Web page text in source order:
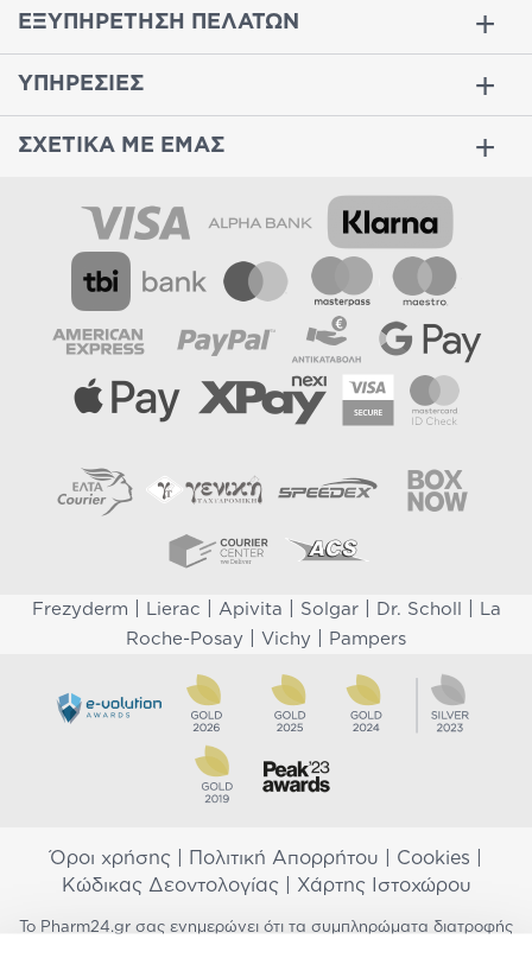
ΕΞΥΠΗΡΕΤΗΣΗ ΠΕΛΑΤΩΝ
ΥΠΗΡΕΣΙΕΣ
ΣΧΕΤΙΚΑ ΜΕ ΕΜΑΣ
Frezyderm Lierac Apivita Solgar| Dr. Scholl
La
Roche-Posay
Vichy Pampers
Όροι χρήσης Πολιτική Απορρήτου Cookies
Κώδικας Δεοντολογίας| Χάρτης Ιστοχώρου
Το Pharm24.gr σας ενημερώνει ότι τα συμπληρώματα διατροφής